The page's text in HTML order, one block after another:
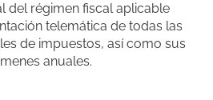
del régimen fiscal aplicable
telemática de todas las
de impuestos, así como sus
anuales.